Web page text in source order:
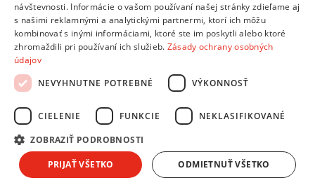
Predajne a kontakty
Centrum pre zákazníkov
Možnosti platby
Možnosti platby
Platba na dobierku aj kartou
Platba prevodom na účet
Platba online cez internet:
Možnosti doručenia
návštevnosti. Informácie o vašom používaní našej stránky zdieľame aj
s našimi reklamnými a analytickými partnermi, ktorí ich môžu
kombinovať s inými informáciami, ktoré ste im poskytli alebo ktoré
zhromaždili pri používaní ich služieb. Zásady ochrany osobných
údajov
NEVYHNUTNE POTREBNÉ
VÝKONNOSŤ
CIELENIE FUNKCIE NEKLASIFIKOVANÉ
ZOBRAZIŤ PODROBNOSTI
PRIJAŤ VŠETKO ODMIETNUŤ VŠETKO